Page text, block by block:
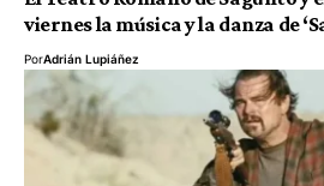
viernes la música y la danza de
PorAdrián Lupiáñez